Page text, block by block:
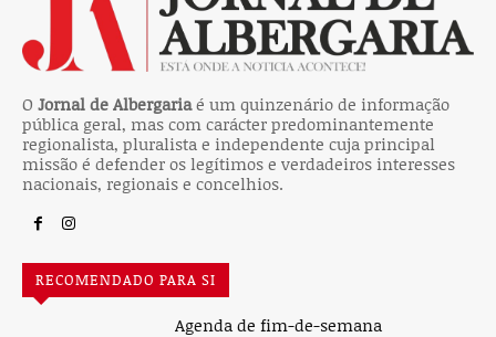
O Jornal de Albergariaé um quinzenário de informação
pública geral, mas com carácter predominantemente
regionalista, pluralista e independente cuja principal
missão é defender os legítimos e verdadeiros interesses
nacionais, regionais e concelhios.
RECOMENDADO PARA SI
Agenda de fim-de-semana